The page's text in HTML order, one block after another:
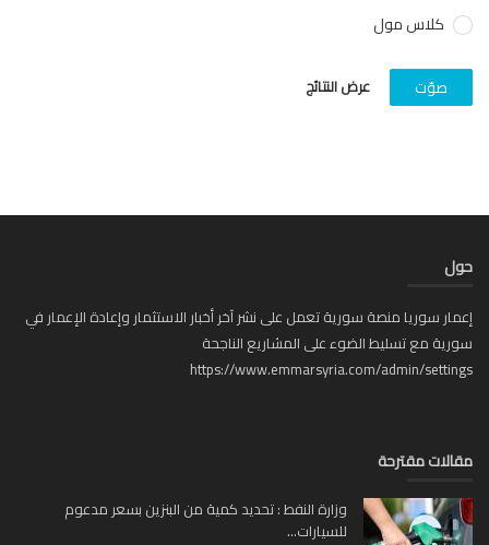
كلاس مول
عرض النتائج
سوريا منصة سورية تعمل على نشر آخر أخبار الاستثمار وإعادة الإعمار في
مع تسليط الضوء على المشاريع الناجحة
https://www.emmarsyria.com/admin/
مقترحة
وزارة النفط : تحديد كمية من البنزين بسعر مدعوم
للسيارات...